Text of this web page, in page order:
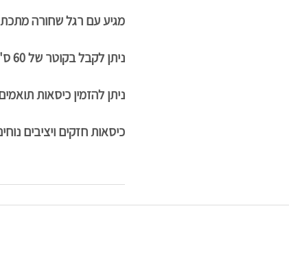
מגיע עם רגל שחורה
ניתן לקבל בקוטר של 60 ס"מ או 70 ס"מ (בתוספת תשלום)
ניתן להזמין כיסאות
כיסאות חזקים ויציבים